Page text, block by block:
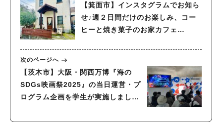
【箕面市】インスタグラムでお知ら
せ♪週２日間だけのお楽しみ、コー
ヒーと焼き菓子のお家カフェ
次のページへ
【茨木市】大阪・関西万博『海の
SDGs映画祭2025』の当日運営・プ
ログラム企画を学生が実施しまし